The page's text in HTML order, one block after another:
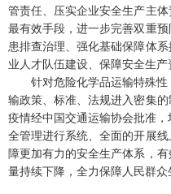
管责任、压实企业安全生产主
最有效手段，进一步完善双重
患排查治理、强化基础保障体
业人才队伍建设、保障安全生产
针对危险化学品运输特殊
输政策、标准、法规进入密集
疫情经中国交通运输协会批准
全管理进行系统、全面的开展
障更加有力的安全生产体系，
量持续下降，全力保障人民群众